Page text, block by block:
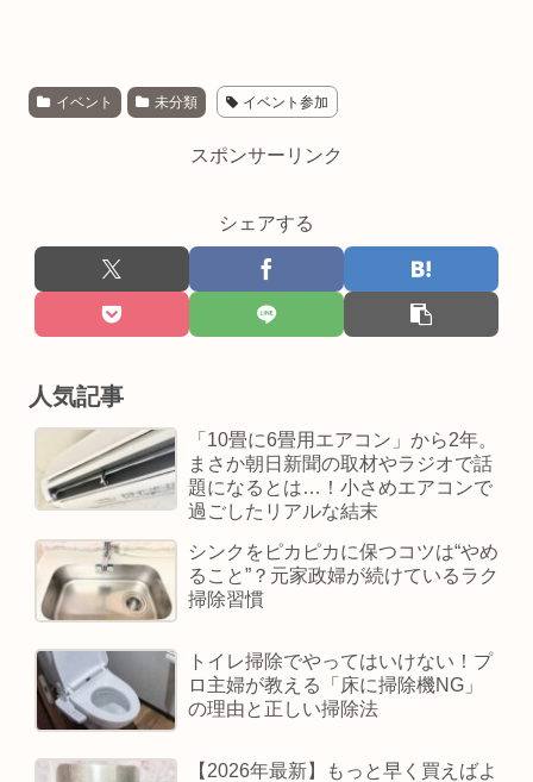
イベント 未分類 イベント参加
スポンサーリンク
シェアする
人気記事
「10畳に6畳用エアコン」から2年。
まさか朝日新聞の取材やラジオで話
題になるとは…！小さめエアコンで
過ごしたリアルな結末
シンクをピカピカに保つコツは“やめ
ること”？元家政婦が続けているラク
掃除習慣
トイレ掃除でやってはいけない！プ
ロ主婦が教える「床に掃除機NG」
の理由と正しい掃除法
【2026年最新】もっと早く買えばよ